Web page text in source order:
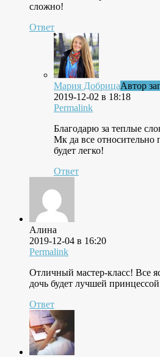
сложно!
Ответ
Мария ДобрицаАвтор
2019-12-02 в 18:18
Permalink
Благодарю за теплые
Мк да все относительно
будет легко!
Ответ
Алина
2019-12-04 в 16:20
Permalink
Отличный мастер-класс! Все
дочь будет лучшей
Ответ